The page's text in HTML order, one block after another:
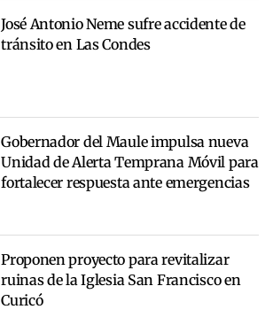
José Antonio Neme sufre accidente de
tránsito en Las Condes
Gobernador del Maule impulsa nueva
Unidad de Alerta Temprana Móvil para
fortalecer respuesta ante emergencias
Proponen proyecto para revitalizar
ruinas de la Iglesia San Francisco en
Curicó